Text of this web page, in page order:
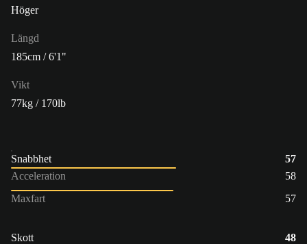
Höger
Längd
185cm / 6'1"
Vikt
77kg / 170lb
Snabbhet
57
Acceleration
58
Maxfart
57
Skott
48